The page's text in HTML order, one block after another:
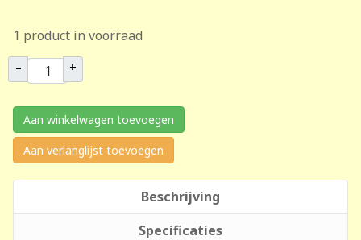
1 product in voorraad
– +
Aan winkelwagen toevoegen
Aan verlanglijst toevoegen
Beschrijving
Specificaties